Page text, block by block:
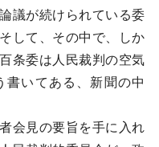
議が続けられている委
して、その中で、しか
条委は人民裁判の空気
書いてある、新聞の中
会見の要旨を手に入れ